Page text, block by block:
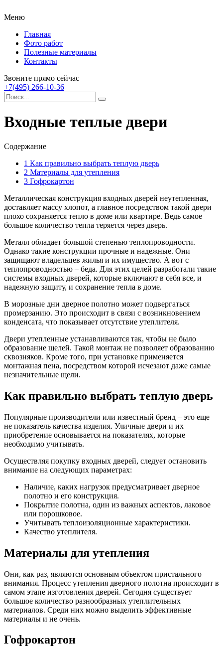
Меню
Главная
Фото работ
Полезные материалы
Контакты
Звоните прямо сейчас
+7(495) 266-10-36
Входные теплые двери
Содержание
1 Как правильно выбрать теплую дверь
2 Материалы для утепления
3 Гофрокартон
Металлическая конструкция входных дверей неутепленная,
доставляет массу хлопот, а главное посредством такой двери
плохо сохраняется тепло в доме или квартире. Ведь самое
большое количество тепла теряется через дверь.
Металл обладает большой степенью теплопроводности.
Однако такие конструкции прочные и надежные. Они
защищают владельцев жилья и их имущество. А вот с
теплопроводностью – беда. Для этих целей разработали такие
системы входных дверей, которые включают в себя все, и
надежную защиту, и сохранение тепла в доме.
В морозные дни дверное полотно может подвергаться
промерзанию. Это происходит в связи с возникновением
конденсата, что показывает отсутствие утеплителя.
Двери утепленные устанавливаются так, чтобы не было
образование щелей. Такой монтаж не позволяет образованию
сквозняков. Кроме того, при установке применяется
монтажная пена, посредством которой исчезают даже самые
незначительные щели.
Как правильно выбрать теплую дверь
Популярные производители или известный бренд – это еще
не показатель качества изделия. Уличные двери и их
приобретение основывается на показателях, которые
необходимо учитывать.
Осуществляя покупку входных дверей, следует остановить
внимание на следующих параметрах:
Наличие, каких нагрузок предусматривает дверное
полотно и его конструкция.
Покрытие полотна, один из важных аспектов, лаковое
или порошковое.
Учитывать теплоизоляционные характеристики.
Качество утеплителя.
Материалы для утепления
Они, как раз, являются основным объектом пристального
внимания. Процесс утепления дверного полотна происходит в
самом этапе изготовления дверей. Сегодня существует
большое количество разнообразных утеплительных
материалов. Среди них можно выделить эффективные
материалы и не очень.
Гофрокартон